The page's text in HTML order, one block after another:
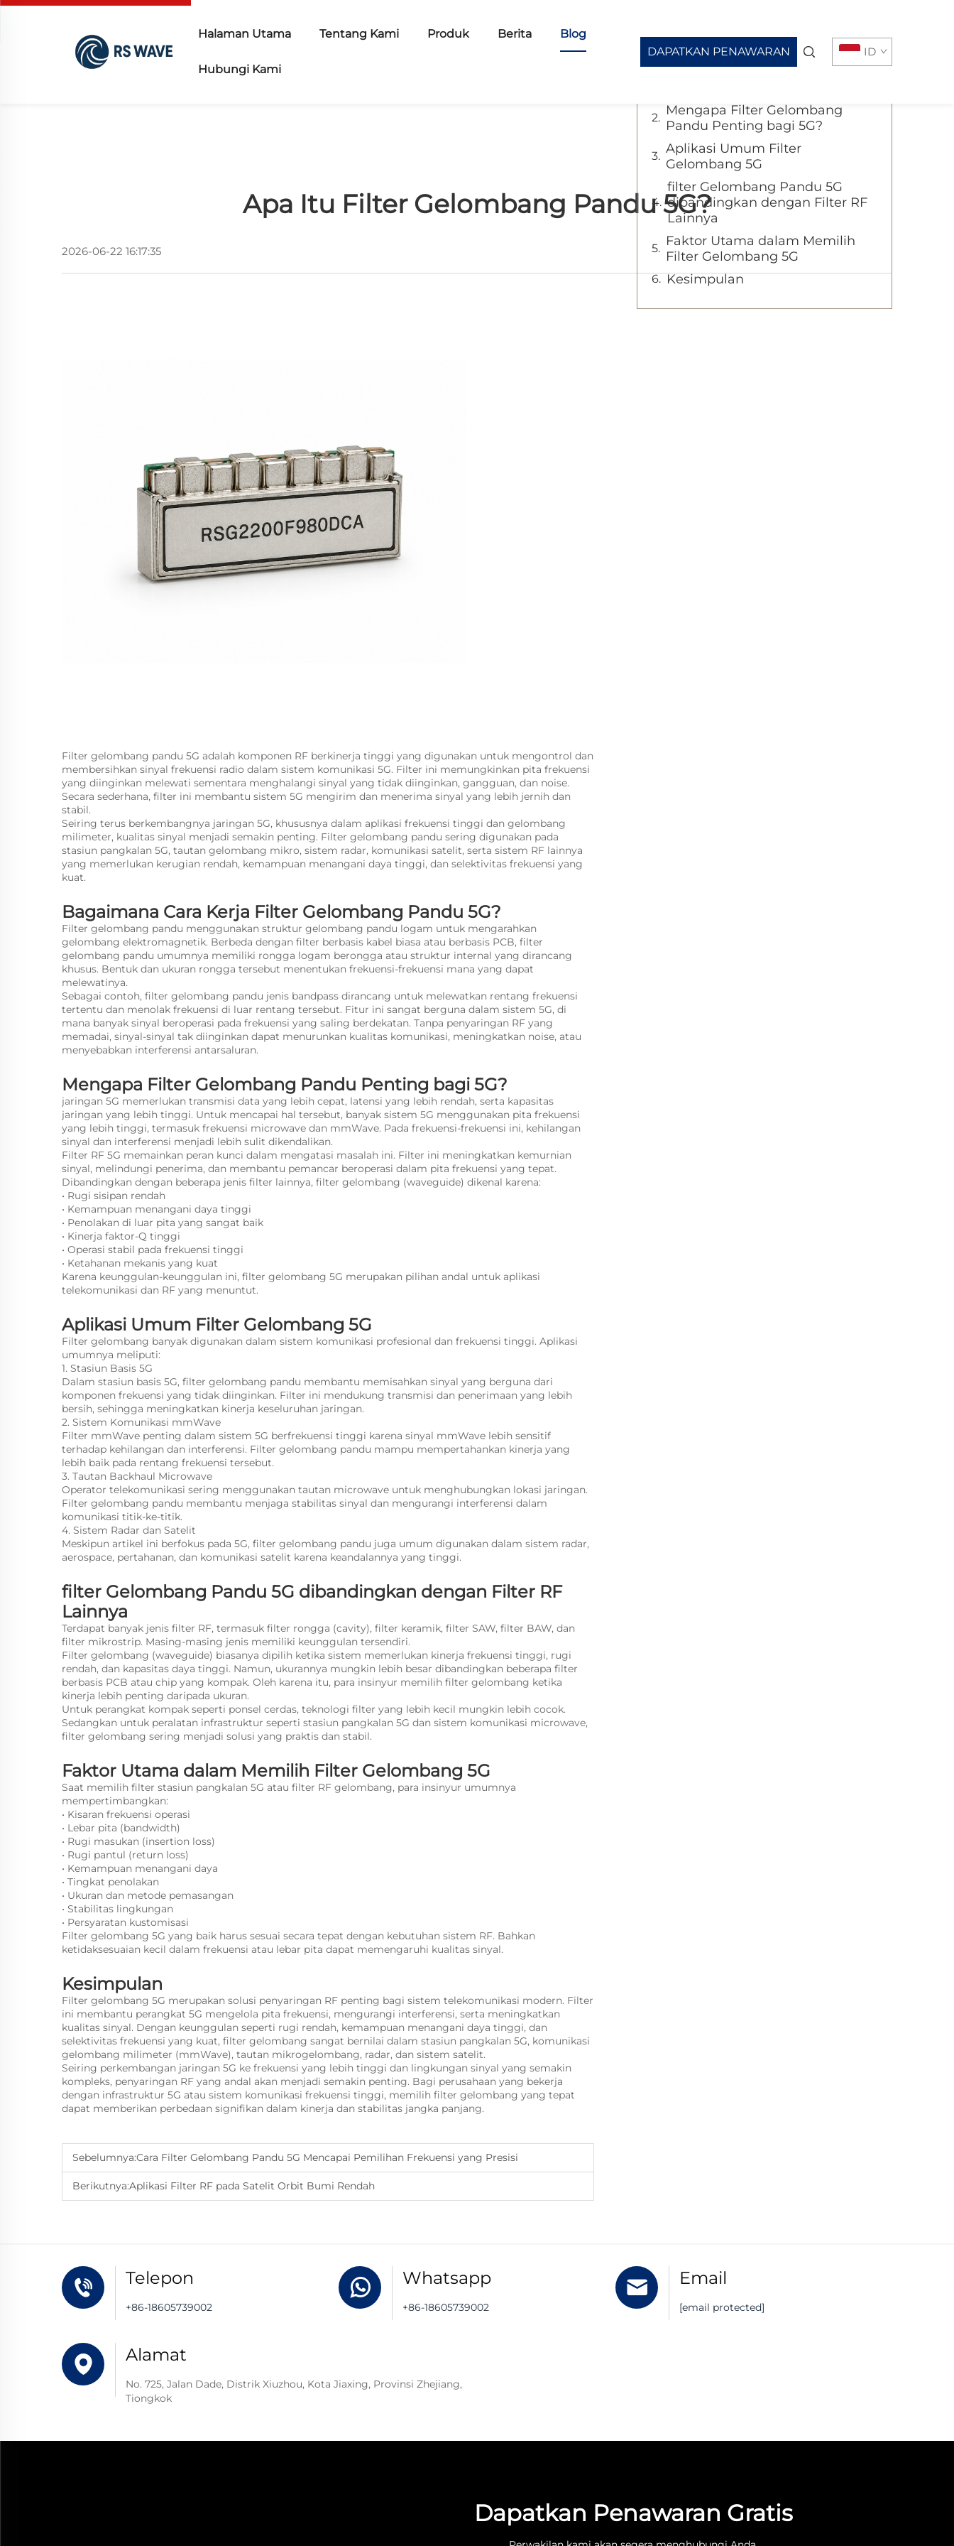
Halaman Utama Tentang Kami Produk Berita Blog
Hubungi Kami
DAPATKAN PENAWARAN ID
Apa Itu Filter Gelombang Pandu 5G?
2026-06-22 16:17:35
Filter gelombang pandu 5G adalah komponen RF berkinerja tinggi yang digunakan untuk mengontrol dan
membersihkan sinyal frekuensi radio dalam sistem komunikasi 5G. Filter ini memungkinkan pita frekuensi
yang diinginkan melewati sementara menghalangi sinyal yang tidak diinginkan, gangguan, dan noise.
Secara sederhana, filter ini membantu sistem 5G mengirim dan menerima sinyal yang lebih jernih dan
stabil.
Seiring terus berkembangnya jaringan 5G, khususnya dalam aplikasi frekuensi tinggi dan gelombang
milimeter, kualitas sinyal menjadi semakin penting. Filter gelombang pandu sering digunakan pada
stasiun pangkalan 5G, tautan gelombang mikro, sistem radar, komunikasi satelit, serta sistem RF lainnya
yang memerlukan kerugian rendah, kemampuan menangani daya tinggi, dan selektivitas frekuensi yang
kuat.
Bagaimana Cara Kerja Filter Gelombang Pandu 5G?
Filter gelombang pandu menggunakan struktur gelombang pandu logam untuk mengarahkan
gelombang elektromagnetik. Berbeda dengan filter berbasis kabel biasa atau berbasis PCB, filter
gelombang pandu umumnya memiliki rongga logam berongga atau struktur internal yang dirancang
khusus. Bentuk dan ukuran rongga tersebut menentukan frekuensi-frekuensi mana yang dapat
melewatinya.
Sebagai contoh, filter gelombang pandu jenis bandpass dirancang untuk melewatkan rentang frekuensi
tertentu dan menolak frekuensi di luar rentang tersebut. Fitur ini sangat berguna dalam sistem 5G, di
mana banyak sinyal beroperasi pada frekuensi yang saling berdekatan. Tanpa penyaringan RF yang
memadai, sinyal-sinyal tak diinginkan dapat menurunkan kualitas komunikasi, meningkatkan noise, atau
menyebabkan interferensi antarsaluran.
Mengapa Filter Gelombang Pandu Penting bagi 5G?
jaringan 5G memerlukan transmisi data yang lebih cepat, latensi yang lebih rendah, serta kapasitas
jaringan yang lebih tinggi. Untuk mencapai hal tersebut, banyak sistem 5G menggunakan pita frekuensi
yang lebih tinggi, termasuk frekuensi microwave dan mmWave. Pada frekuensi-frekuensi ini, kehilangan
sinyal dan interferensi menjadi lebih sulit dikendalikan.
Filter RF 5G memainkan peran kunci dalam mengatasi masalah ini. Filter ini meningkatkan kemurnian
sinyal, melindungi penerima, dan membantu pemancar beroperasi dalam pita frekuensi yang tepat.
Dibandingkan dengan beberapa jenis filter lainnya, filter gelombang (waveguide) dikenal karena:
• Rugi sisipan rendah
• Kemampuan menangani daya tinggi
• Penolakan di luar pita yang sangat baik
• Kinerja faktor-Q tinggi
• Operasi stabil pada frekuensi tinggi
• Ketahanan mekanis yang kuat
Karena keunggulan-keunggulan ini, filter gelombang 5G merupakan pilihan andal untuk aplikasi
telekomunikasi dan RF yang menuntut.
Aplikasi Umum Filter Gelombang 5G
Filter gelombang banyak digunakan dalam sistem komunikasi profesional dan frekuensi tinggi. Aplikasi
umumnya meliputi:
1. Stasiun Basis 5G
Dalam stasiun basis 5G, filter gelombang pandu membantu memisahkan sinyal yang berguna dari
komponen frekuensi yang tidak diinginkan. Filter ini mendukung transmisi dan penerimaan yang lebih
bersih, sehingga meningkatkan kinerja keseluruhan jaringan.
2. Sistem Komunikasi mmWave
Filter mmWave penting dalam sistem 5G berfrekuensi tinggi karena sinyal mmWave lebih sensitif
terhadap kehilangan dan interferensi. Filter gelombang pandu mampu mempertahankan kinerja yang
lebih baik pada rentang frekuensi tersebut.
3. Tautan Backhaul Microwave
Operator telekomunikasi sering menggunakan tautan microwave untuk menghubungkan lokasi jaringan.
Filter gelombang pandu membantu menjaga stabilitas sinyal dan mengurangi interferensi dalam
komunikasi titik-ke-titik.
4. Sistem Radar dan Satelit
Meskipun artikel ini berfokus pada 5G, filter gelombang pandu juga umum digunakan dalam sistem radar,
aerospace, pertahanan, dan komunikasi satelit karena keandalannya yang tinggi.
filter Gelombang Pandu 5G dibandingkan dengan Filter RF
Lainnya
Terdapat banyak jenis filter RF, termasuk filter rongga (cavity), filter keramik, filter SAW, filter BAW, dan
filter mikrostrip. Masing-masing jenis memiliki keunggulan tersendiri.
Filter gelombang (waveguide) biasanya dipilih ketika sistem memerlukan kinerja frekuensi tinggi, rugi
rendah, dan kapasitas daya tinggi. Namun, ukurannya mungkin lebih besar dibandingkan beberapa filter
berbasis PCB atau chip yang kompak. Oleh karena itu, para insinyur memilih filter gelombang ketika
kinerja lebih penting daripada ukuran.
Untuk perangkat kompak seperti ponsel cerdas, teknologi filter yang lebih kecil mungkin lebih cocok.
Sedangkan untuk peralatan infrastruktur seperti stasiun pangkalan 5G dan sistem komunikasi microwave,
filter gelombang sering menjadi solusi yang praktis dan stabil.
Faktor Utama dalam Memilih Filter Gelombang 5G
Saat memilih filter stasiun pangkalan 5G atau filter RF gelombang, para insinyur umumnya
mempertimbangkan:
• Kisaran frekuensi operasi
• Lebar pita (bandwidth)
• Rugi masukan (insertion loss)
• Rugi pantul (return loss)
• Kemampuan menangani daya
• Tingkat penolakan
• Ukuran dan metode pemasangan
• Stabilitas lingkungan
• Persyaratan kustomisasi
Filter gelombang 5G yang baik harus sesuai secara tepat dengan kebutuhan sistem RF. Bahkan
ketidaksesuaian kecil dalam frekuensi atau lebar pita dapat memengaruhi kualitas sinyal.
Kesimpulan
Filter gelombang 5G merupakan solusi penyaringan RF penting bagi sistem telekomunikasi modern. Filter
ini membantu perangkat 5G mengelola pita frekuensi, mengurangi interferensi, serta meningkatkan
kualitas sinyal. Dengan keunggulan seperti rugi rendah, kemampuan menangani daya tinggi, dan
selektivitas frekuensi yang kuat, filter gelombang sangat bernilai dalam stasiun pangkalan 5G, komunikasi
gelombang milimeter (mmWave), tautan mikrogelombang, radar, dan sistem satelit.
Seiring perkembangan jaringan 5G ke frekuensi yang lebih tinggi dan lingkungan sinyal yang semakin
kompleks, penyaringan RF yang andal akan menjadi semakin penting. Bagi perusahaan yang bekerja
dengan infrastruktur 5G atau sistem komunikasi frekuensi tinggi, memilih filter gelombang yang tepat
dapat memberikan perbedaan signifikan dalam kinerja dan stabilitas jangka panjang.
Sebelumnya:Cara Filter Gelombang Pandu 5G Mencapai Pemilihan Frekuensi yang Presisi
Berikutnya:Aplikasi Filter RF pada Satelit Orbit Bumi Rendah
Bagaimana Cara Kerja Filter
Mengapa Filter Gelombang
Pandu Penting bagi 5G?
Aplikasi Umum Filter
Gelombang 5G
filter Gelombang Pandu 5G
dibandingkan dengan Filter RF
Lainnya
Faktor Utama dalam Memilih
Filter Gelombang 5G
Kesimpulan
Telepon
+86-18605739002
Whatsapp
+86-18605739002
Email
[email protected]
Alamat
No. 725, Jalan Dade, Distrik Xiuzhou, Kota Jiaxing, Provinsi Zhejiang,
Tiongkok
Dapatkan Penawaran Gratis